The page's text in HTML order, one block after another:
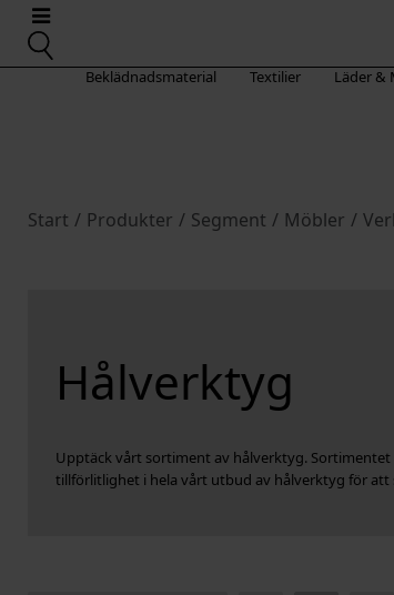
Beklädnadsmaterial Textilier Läder &
Start / Produkter / Segment / Möbler /
Hålverktyg
Upptäck vårt sortiment av hålverktyg.
tillförlitlighet i hela vårt utbud av hålverktyg för